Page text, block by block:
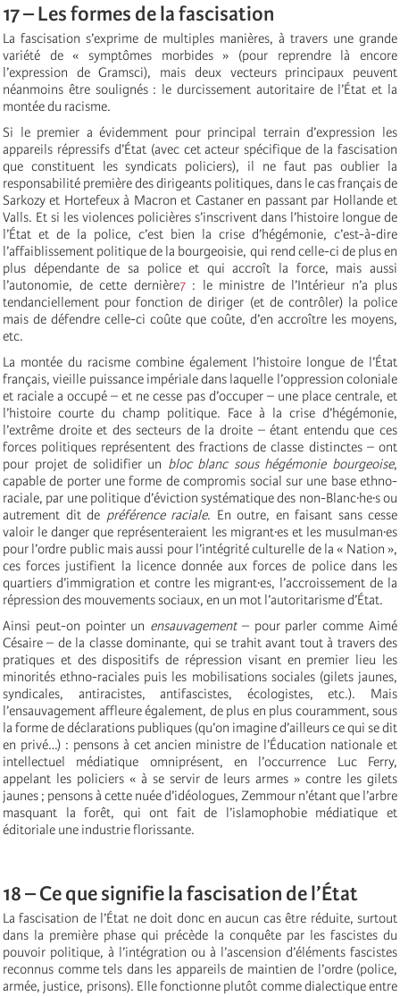
17 – Les formes de la fascisation
La fascisation s’exprime de multiples manières, à travers une grande
variété de « symptômes morbides » (pour reprendre là encore
l’expression de Gramsci), mais deux vecteurs principaux peuvent
néanmoins être soulignés : le durcissement autoritaire de l’État et la
montée du racisme.
Si le premier a évidemment pour principal terrain d’expression les
appareils répressifs d’État (avec cet acteur spécifique de la fascisation
que constituent les syndicats policiers), il ne faut pas oublier la
responsabilité première des dirigeants politiques, dans le cas français de
Sarkozy et Hortefeux à Macron et Castaner en passant par Hollande et
Valls. Et si les violences policières s’inscrivent dans l’histoire longue de
l’État et de la police, c’est bien la crise d’hégémonie, c’est-à-dire
l’affaiblissement politique de la bourgeoisie, qui rend celle-ci de plus en
plus dépendante de sa police et qui accroît la force, mais aussi
l’autonomie, de cette dernière7: le ministre de l’Intérieur n’a plus
tendanciellement pour fonction de diriger (et de contrôler) la police
mais de défendre celle-ci coûte que coûte, d’en accroître les moyens,
etc.
La montée du racisme combine également l’histoire longue de l’État
français, vieille puissance impériale dans laquelle l’oppression coloniale
et raciale a occupé – et ne cesse pas d’occuper – une place centrale, et
l’histoire courte du champ politique. Face à la crise d’hégémonie,
l’extrême droite et des secteurs de la droite – étant entendu que ces
forces politiques représentent des fractions de classe distinctes – ont
pour projet de solidifier un bloc blanc sous hégémonie bourgeoise,
capable de porter une forme de compromis social sur une base ethno-
raciale, par une politique d’éviction systématique des non-Blanc·he·s ou
autrement dit de préférence raciale. En outre, en faisant sans cesse
valoir le danger que représenteraient les migrant·es et les musulman·es
pour l’ordre public mais aussi pour l’intégrité culturelle de la « Nation »,
ces forces justifient la licence donnée aux forces de police dans les
quartiers d’immigration et contre les migrant·es, l’accroissement de la
répression des mouvements sociaux, en un mot l’autoritarisme d’État.
Ainsi peut-on pointer un ensauvagement – pour parler comme Aimé
Césaire – de la classe dominante, qui se trahit avant tout à travers des
pratiques et des dispositifs de répression visant en premier lieu les
minorités ethno-raciales puis les mobilisations sociales (gilets jaunes,
syndicales, antiracistes, antifascistes, écologistes, etc.). Mais
l’ensauvagement affleure également, de plus en plus couramment, sous
la forme de déclarations publiques (qu’on imagine d’ailleurs ce qui se dit
en privé…) : pensons à cet ancien ministre de l’Éducation nationale et
intellectuel médiatique omniprésent, en l’occurrence Luc Ferry,
appelant les policiers « à se servir de leurs armes » contre les gilets
jaunes ; pensons à cette nuée d’idéologues, Zemmour n’étant que l’arbre
masquant la forêt, qui ont fait de l’islamophobie médiatique et
éditoriale une industrie florissante.
18 – Ce que signifie la fascisation de l’État
La fascisation de l’État ne doit donc en aucun cas être réduite, surtout
dans la première phase qui précède la conquête par les fascistes du
pouvoir politique, à l’intégration ou à l’ascension d’éléments fascistes
reconnus comme tels dans les appareils de maintien de l’ordre (police,
armée, justice, prisons). Elle fonctionne plutôt comme dialectique entre